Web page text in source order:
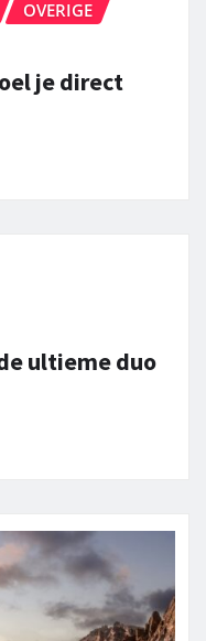
OVERIGE
je direct
ultieme duo